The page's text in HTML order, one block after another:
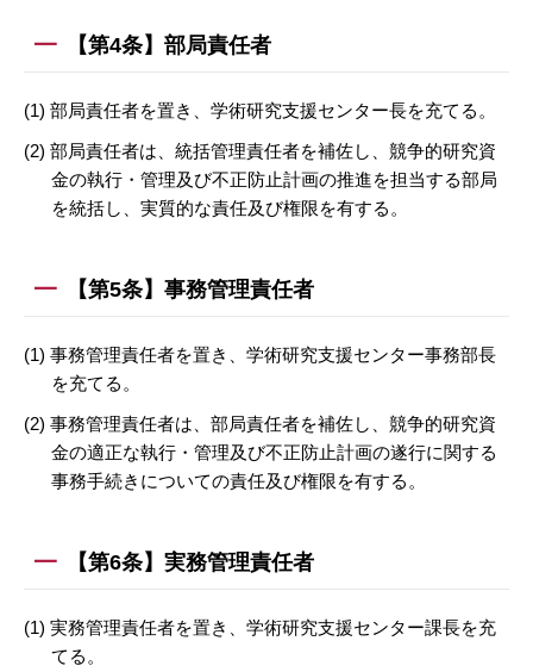
【第4条】部局責任者
(1) 部局責任者を置き、学術研究支援センター長を充てる。
(2) 部局責任者は、統括管理責任者を補佐し、競争的研究資
金の執行・管理及び不正防止計画の推進を担当する部局
を統括し、実質的な責任及び権限を有する。
【第5条】事務管理責任者
(1) 事務管理責任者を置き、学術研究支援センター事務部長
を充てる。
(2) 事務管理責任者は、部局責任者を補佐し、競争的研究資
金の適正な執行・管理及び不正防止計画の遂行に関する
事務手続きについての責任及び権限を有する。
【第6条】実務管理責任者
(1) 実務管理責任者を置き、学術研究支援センター課長を充
てる。